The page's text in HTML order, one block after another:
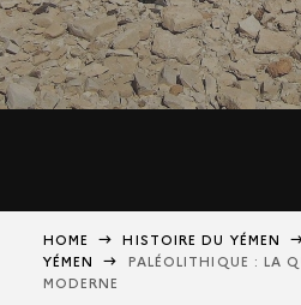
HOME HISTOIRE DU YÉMEN
YÉMEN
PALÉOLITHIQUE : LA
MODERNE